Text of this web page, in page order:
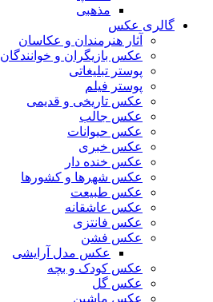
مذهبی
گالری عکس
آثار هنرمندان و عکاسان
عکس بازیگران و خوانندگان
پوستر تبلیغاتی
پوستر فیلم
عکس تاریخی و قدیمی
عکس جالب
عکس حیوانات
عکس خبری
عکس خنده دار
عکس شهرها و کشورها
عکس طبیعت
عکس عاشقانه
عکس فانتزی
عکس فشن
عکس مدل آرایشی
عکس کودک و بچه
عکس گل
عکس ماشین